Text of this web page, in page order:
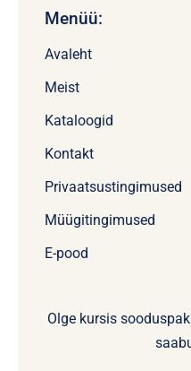
Menüü:
Avaleht
Meist
Kataloogid
Kontakt
Privaatsustingimused
Müügitingimused
E-pood
Olge kursis